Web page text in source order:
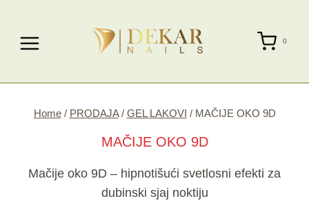
content
0
Home / PRODAJA / GEL LAKOVI / MAČIJE OKO 9D
MAČIJE OKO 9D
Mačije oko 9D – hipnotišući svetlosni efekti za
dubinski sjaj noktiju